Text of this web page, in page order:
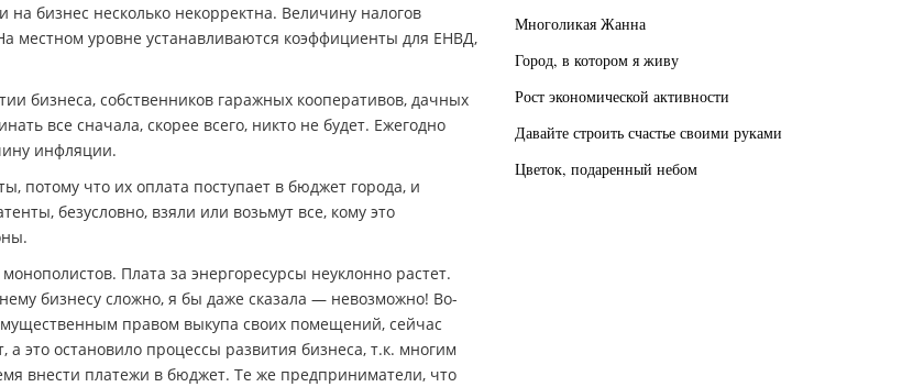
бизнес несколько некорректна. Величину налогов
местном уровне устанавливаются коэффициенты для ЕНВД,
бизнеса, собственников гаражных кооперативов, дачных
все сначала, скорее всего, никто не будет. Ежегодно
инфляции.
потому что их оплата поступает в бюджет города, и
безусловно, взяли или возьмут все, кому это
Плата за энергоресурсы неуклонно растет.
бизнесу сложно, я бы даже сказала — невозможно! Во-
правом выкупа своих помещений, сейчас
это остановило процессы развития бизнеса, т.к. многим
внести платежи в бюджет. Те же предприниматели, что
Многоликая Жанна
Город, в котором я живу
Рост экономической активности
Давайте строить счастье своими руками
Цветок, подаренный небом